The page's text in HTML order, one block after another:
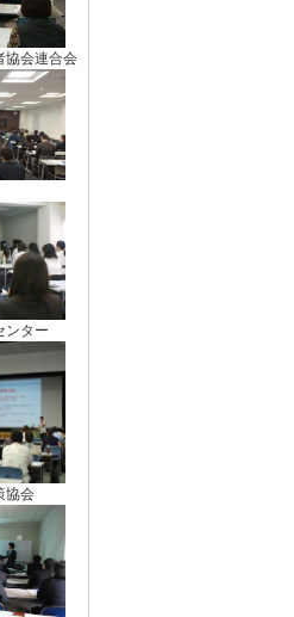
協会連合会
ンター
協会